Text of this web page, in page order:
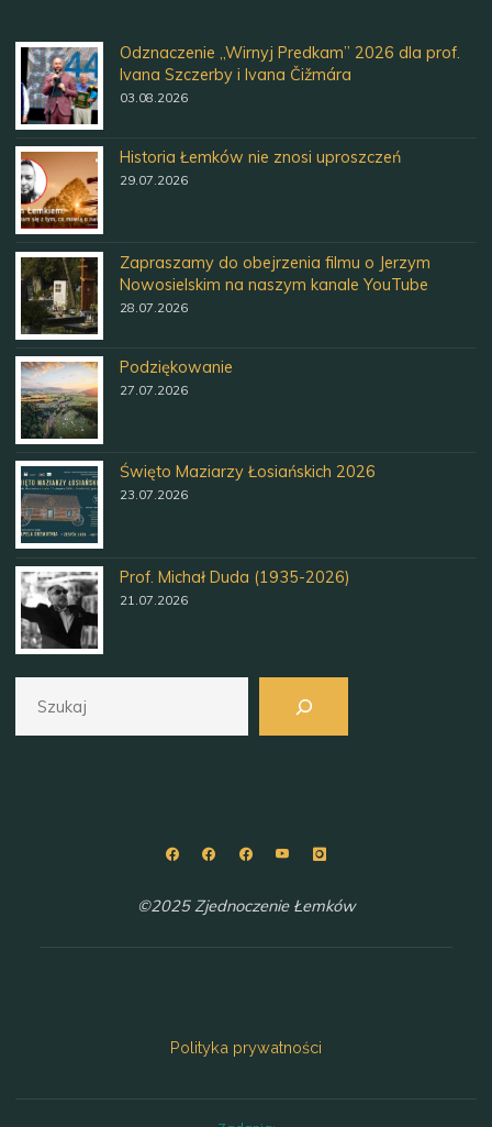
Odznaczenie „Wirnyj Predkam” 2026 dla prof.
Ivana Szczerby i Ivana Čižmára
03.08.2026
Historia Łemków nie znosi uproszczeń
29.07.2026
Zapraszamy do obejrzenia filmu o Jerzym
Nowosielskim na naszym kanale YouTube
28.07.2026
Podziękowanie
27.07.2026
Święto Maziarzy Łosiańskich 2026
23.07.2026
Prof. Michał Duda (1935-2026)
21.07.2026
©2025 Zjednoczenie Łemków
Polityka prywatności